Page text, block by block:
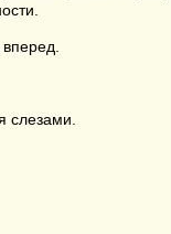
слезами.